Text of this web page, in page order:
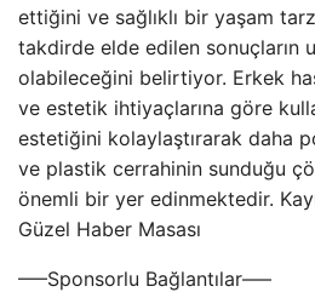
ettiğini ve sağlıklı bir yaşam
takdirde elde edilen sonuçların
olabileceğini belirtiyor. Erkek
ve estetik ihtiyaçlarına göre
estetiğini kolaylaştırarak daha
ve plastik cerrahinin sunduğu
önemli bir yer edinmektedir.
Güzel Haber Masası
—–Sponsorlu Bağlantılar—–